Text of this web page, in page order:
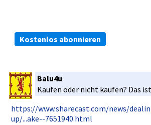
Kostenlos abonnieren
Balu4u
Kaufen oder nicht kaufen? Das
https://ww­w.sharecas­t.com/news­/
up/.­..ake--765­1940.html